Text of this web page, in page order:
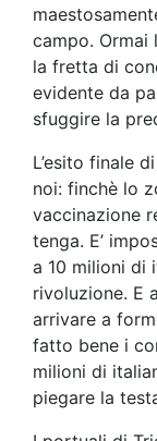
campo. Ormai
la fretta di
evidente da
sfuggire la
L’esito finale
noi: finchè lo
vaccinazione
tenga. E’
a 10 milioni di
rivoluzione. E
arrivare a
fatto bene i
milioni di
piegare la